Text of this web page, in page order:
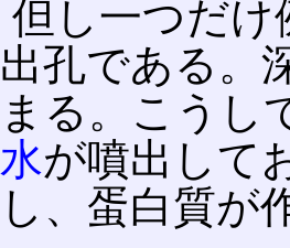
但し一つだけ
出孔である。
まる。こうし
水が噴出して
し、蛋白質が